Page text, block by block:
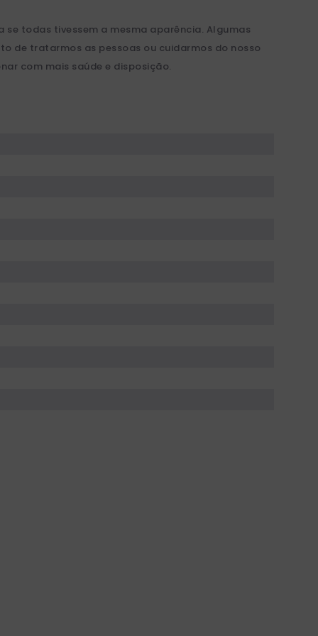
todas tivessem a mesma aparência. Algumas
de tratarmos as pessoas ou cuidarmos do nosso
com mais saúde e disposição.